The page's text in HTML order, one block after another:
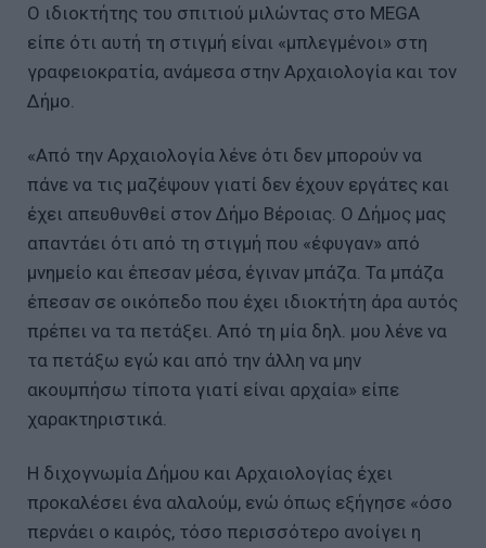
Ο ιδιοκτήτης του σπιτιού μιλώντας στο MEGA
είπε ότι αυτή τη στιγμή είναι «μπλεγμένοι» στη
γραφειοκρατία, ανάμεσα στην Αρχαιολογία και τον
Δήμο.
«Από την Αρχαιολογία λένε ότι δεν μπορούν να
πάνε να τις μαζέψουν γιατί δεν έχουν εργάτες και
έχει απευθυνθεί στον Δήμο Βέροιας. Ο Δήμος μας
απαντάει ότι από τη στιγμή που «έφυγαν» από
μνημείο και έπεσαν μέσα, έγιναν μπάζα. Τα μπάζα
έπεσαν σε οικόπεδο που έχει ιδιοκτήτη άρα αυτός
πρέπει να τα πετάξει. Από τη μία δηλ. μου λένε να
τα πετάξω εγώ και από την άλλη να μην
ακουμπήσω τίποτα γιατί είναι αρχαία» είπε
χαρακτηριστικά.
Η διχογνωμία Δήμου και Αρχαιολογίας έχει
προκαλέσει ένα αλαλούμ, ενώ όπως εξήγησε «όσο
περνάει ο καιρός, τόσο περισσότερο ανοίγει η